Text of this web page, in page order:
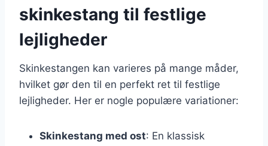
skinkestang til festlige
lejligheder
Skinkestangen kan varieres på mange måder,
hvilket gør den til en perfekt ret til festlige
lejligheder. Her er nogle populære variationer:
Skinkestang med ost: En klassisk